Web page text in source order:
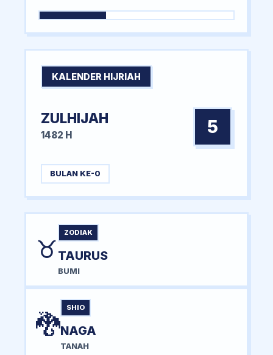
KALENDER HIJRIAH
ZULHIJAH
1482 H 5
BULAN KE-0
♉
ZODIAK
TAURUS
BUMI
🐉
SHIO
NAGA
TANAH